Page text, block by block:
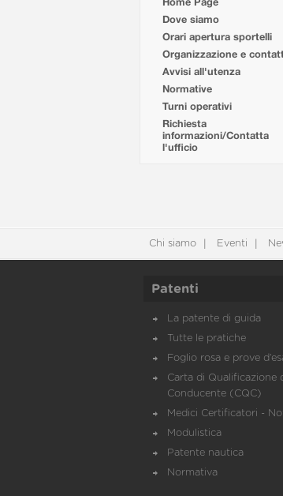
Dove siamo
Orari apertura sportelli
Organizzazione e
Avvisi all'utenza
Normative
Turni operativi
Richiesta
informazioni/Contatta
l'ufficio
Chi siamo Eventi
Patenti
La patente di guida
Tutte le pratiche
Foglio rosa e prove
Carta di Qualificazione
Conducente (CQC)
Medici Certificatori -
Modulistica
Patente nautica
Normativa